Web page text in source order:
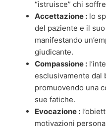
“istruisce” chi
Accettazione : lo
del paziente e il
manifestando
giudicante.
Compassione :
esclusivamente dal
promuovendo una
sue fatiche.
Evocazione :
motivazioni